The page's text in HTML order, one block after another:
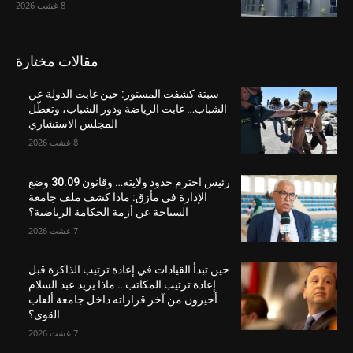
8 غشت 2026
مقالات مختارة
سبتة كشفت المستور: حين غابت الدولة عن
الشباب… غابت الرياضة ودور الشباب، وتعطّل
المجلس الاستشاري
8 غشت 2026
رئيس احترم حدود ولايته… وقانون 30.09 وضع
الإدارة في مأزق: ماذا كشف ملف جامعة
السباحة عن أزمة الحكامة الرياضية؟
7 غشت 2026
حين تبدأ القيادات في إعادة ترتيب الذاكرة قبل
إعادة ترتيب المكاتب… ماذا يريد عبد السلام
أحيزون من آخر قراراته داخل جامعة ألعاب
القوى؟
7 غشت 2026